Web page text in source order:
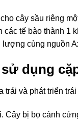
cây sầu riêng
các tế bào thành
cùng nguồn
dụng
và phát triển
Cây bị bọ cánh